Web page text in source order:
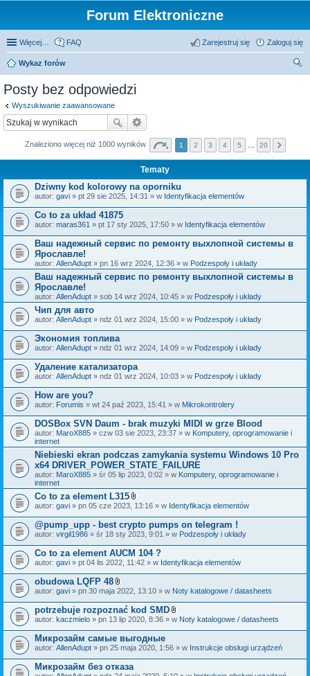
Forum Elektroniczne
Więcej… FAQ Zaloguj się
Zarejestruj się
Wykaz forów
Posty bez odpowiedzi
Wyszukiwanie zaawansowane
Znaleziono więcej niż 1000 wyników 1 2 3 4 5 20
Tematy
Dziwny kod kolorowy na oporniku
autor: gavi » pt 29 sie 2025, 14:31 » w Identyfikacja elementów
Co to za układ 41875
autor: maras361 » pt 17 sty 2025, 17:50 » w Identyfikacja elementów
Ваш надежный сервис по ремонту выхлопной системы в
Ярославле!
autor: AllenAdupt » pn 16 wrz 2024, 12:36 » w Podzespoły i układy
Ваш надежный сервис по ремонту выхлопной системы в
Ярославле!
autor: AllenAdupt » sob 14 wrz 2024, 10:45 » w Podzespoły i układy
Чип для авто
autor: AllenAdupt » ndz 01 wrz 2024, 15:00 » w Podzespoły i układy
Экономия топлива
autor: AllenAdupt » ndz 01 wrz 2024, 14:09 » w Podzespoły i układy
Удаление катализатора
autor: AllenAdupt » ndz 01 wrz 2024, 10:03 » w Podzespoły i układy
How are you?
autor: Forumis » wt 24 paź 2023, 15:41 » w Mikrokontrolery
DOSBox SVN Daum - brak muzyki MIDI w grze Blood
autor: MaroX885 » czw 03 sie 2023, 23:37 » w Komputery, oprogramowanie i
internet
Niebieski ekran podczas zamykania systemu Windows 10 Pro
x64 DRIVER_POWER_STATE_FAILURE
autor: MaroX885 » śr 05 lip 2023, 0:02 » w Komputery, oprogramowanie i
internet
Co to za element L315
Z
ł
ą
c
z
n
i
autor: gavi » pn 05 cze 2023, 13:16 » w Identyfikacja elementów
@pump_upp - best crypto pumps on telegram !
autor: virgil1986 » śr 18 sty 2023, 9:01 » w Podzespoły i układy
Co to za element AUCM 104 ?
autor: gavi » pt 04 lis 2022, 11:42 » w Identyfikacja elementów
obudowa LQFP 48
Z
ł
ą
c
z
n
i
i
autor: gavi » pn 30 maja 2022, 13:10 » w Noty katalogowe / datasheets
potrzebuje rozpoznać kod SMD
Z
ł
c
z
autor: kaczmielo » pn 13 lip 2020, 8:36 » w Noty katalogowe / datasheets
Микрозайм самые выгодные
autor: AllenAdupt » pn 25 maja 2020, 1:56 » w Instrukcje obsługi urządzeń
Микрозайм без отказа